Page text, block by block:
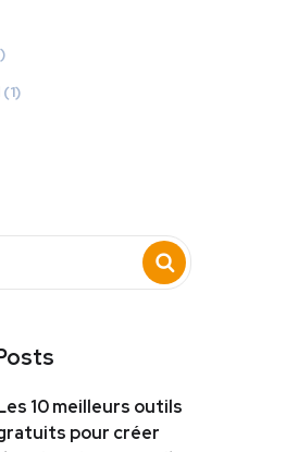
(1)
10 meilleurs outils
pour créer